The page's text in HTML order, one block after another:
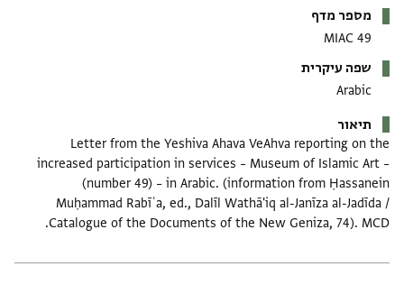
מספר מדף
MIAC 49
שפה עיקרית
Arabic
תיאור
Letter from the Yeshiva Ahava VeAhva reporting on the
increased participation in services – Museum of Islamic Art –
(number 49) – in Arabic. (information from Ḥassanein
Muḥammad Rabīʿa, ed., Dalīl Wathā'iq al-Janīza al-Jadīda /
Catalogue of the Documents of the New Geniza, 74). MCD.